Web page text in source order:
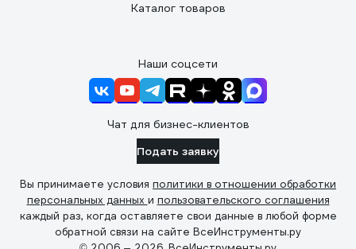
Каталог товаров
Наши соцсети
Чат для бизнес-клиентов
Подать заявку
Вы принимаете условия политики в отношении обработки
персональных данных и пользовательского соглашения
каждый раз, когда оставляете свои данные в любой форме
обратной связи на сайте ВсеИнструменты.ру